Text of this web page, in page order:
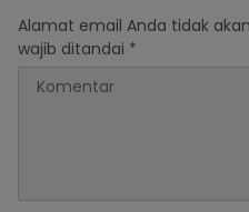
Alamat email Anda tidak
wajib ditandai *